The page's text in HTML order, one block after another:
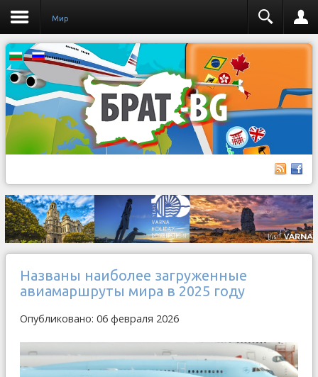
Мир
Названы наиболее загруженные
авиамаршруты мира в 2025 году
Опубликовано: 06 февраля 2026